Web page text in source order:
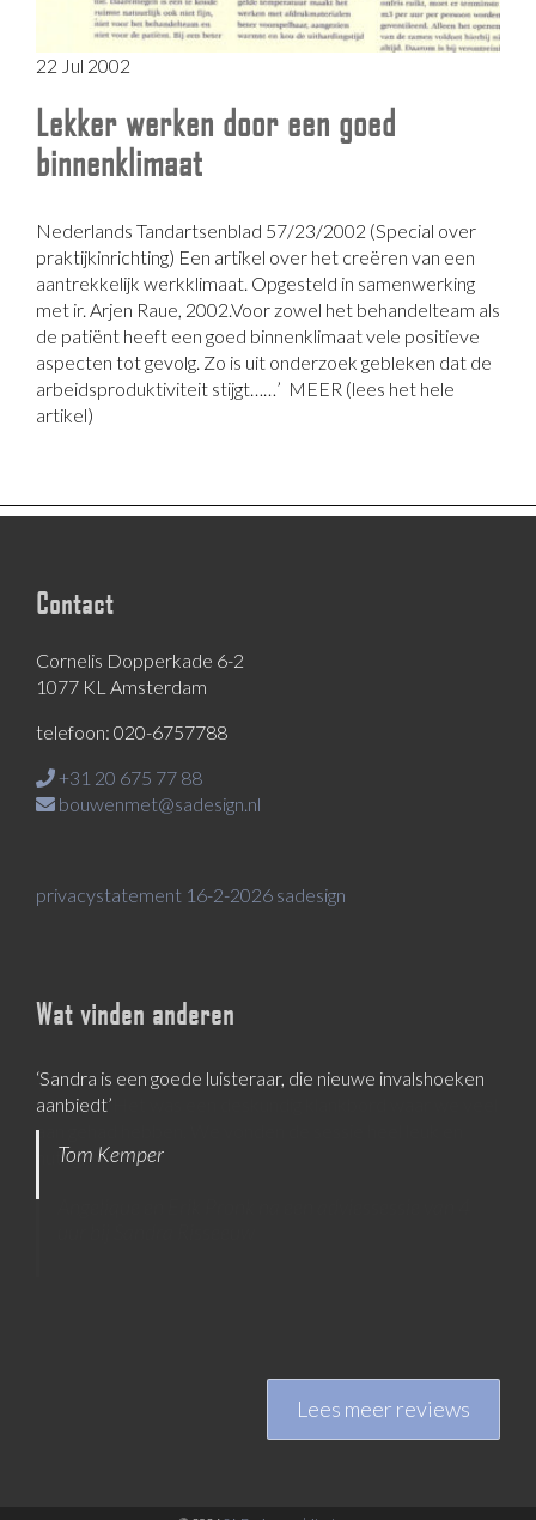
22 Jul 2002
Lekker werken door een goed
binnenklimaat
Nederlands Tandartsenblad 57/23/2002 (Special over
praktijkinrichting) Een artikel over het creëren van een
aantrekkelijk werkklimaat. Opgesteld in samenwerking
met ir. Arjen Raue, 2002.Voor zowel het behandelteam als
de patiënt heeft een goed binnenklimaat vele positieve
aspecten tot gevolg. Zo is uit onderzoek gebleken dat de
arbeidsproduktiviteit stijgt……’ MEER (lees het hele
artikel)
Contact
Cornelis Dopperkade 6-2
1077 KL Amsterdam
telefoon: 020-6757788
+31 20 675 77 88
bouwenmet@sadesign.nl
privacystatement 16-2-2026 sadesign
Wat vinden anderen
‘Sandra is een goede luisteraar, die nieuwe invalshoeken
aanbiedt’
Tom Kemper
Lees meer reviews